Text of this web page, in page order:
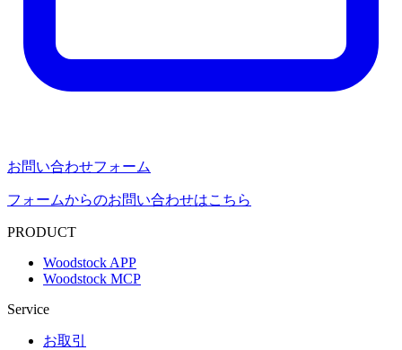
お問い合わせフォーム
フォームからのお問い合わせはこちら
PRODUCT
Woodstock APP
Woodstock MCP
Service
お取引